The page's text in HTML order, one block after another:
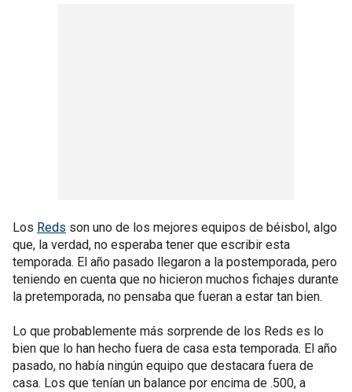
Los Reds son uno de los mejores equipos de béisbol, algo
que, la verdad, no esperaba tener que escribir esta
temporada. El año pasado llegaron a la postemporada, pero
teniendo en cuenta que no hicieron muchos fichajes durante
la pretemporada, no pensaba que fueran a estar tan bien.
Lo que probablemente más sorprende de los Reds es lo
bien que lo han hecho fuera de casa esta temporada. El año
pasado, no había ningún equipo que destacara fuera de
casa. Los que tenían un balance por encima de .500, a